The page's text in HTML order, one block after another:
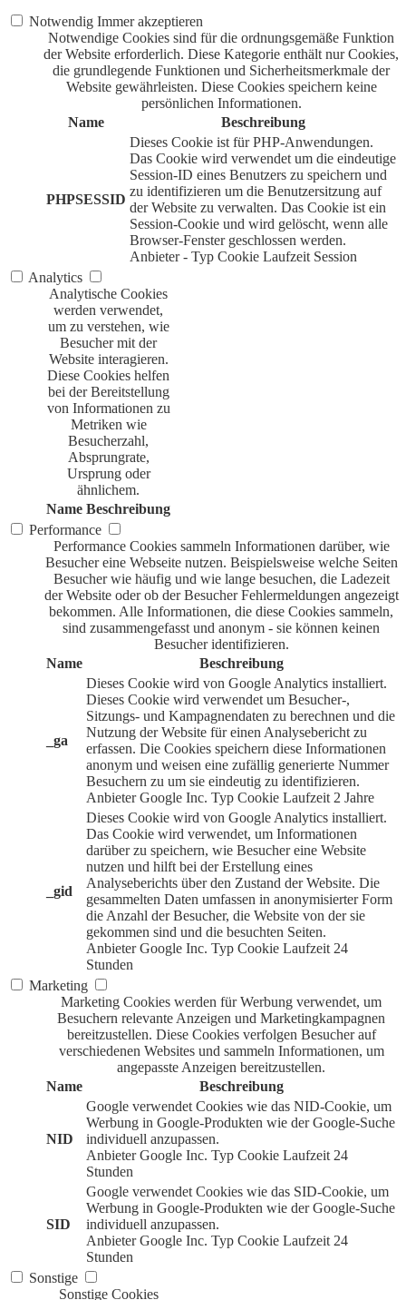
Notwendig Immer akzeptieren
Notwendige Cookies sind für die ordnungsgemäße Funktion
der Website erforderlich. Diese Kategorie enthält nur Cookies,
die grundlegende Funktionen und Sicherheitsmerkmale der
Website gewährleisten. Diese Cookies speichern keine
persönlichen Informationen.
Name
Beschreibung
PHPSESSID
Dieses Cookie ist für PHP-Anwendungen.
Das Cookie wird verwendet um die eindeutige
Session-ID eines Benutzers zu speichern und
zu identifizieren um die Benutzersitzung auf
der Website zu verwalten. Das Cookie ist ein
Session-Cookie und wird gelöscht, wenn alle
Browser-Fenster geschlossen werden.
Anbieter - Typ Cookie Laufzeit Session
Analytics
Analytische Cookies
werden verwendet,
um zu verstehen, wie
Besucher mit der
Website interagieren.
Diese Cookies helfen
bei der Bereitstellung
von Informationen zu
Metriken wie
Besucherzahl,
Absprungrate,
Ursprung oder
ähnlichem.
Name Beschreibung
Performance
Performance Cookies sammeln Informationen darüber, wie
Besucher eine Webseite nutzen. Beispielsweise welche Seiten
Besucher wie häufig und wie lange besuchen, die Ladezeit
der Website oder ob der Besucher Fehlermeldungen angezeigt
bekommen. Alle Informationen, die diese Cookies sammeln,
sind zusammengefasst und anonym - sie können keinen
Besucher identifizieren.
Name
Beschreibung
_ga
Dieses Cookie wird von Google Analytics installiert.
Dieses Cookie wird verwendet um Besucher-,
Sitzungs- und Kampagnendaten zu berechnen und die
Nutzung der Website für einen Analysebericht zu
erfassen. Die Cookies speichern diese Informationen
anonym und weisen eine zufällig generierte Nummer
Besuchern zu um sie eindeutig zu identifizieren.
Anbieter Google Inc. Typ Cookie Laufzeit 2 Jahre
_gid
Dieses Cookie wird von Google Analytics installiert.
Das Cookie wird verwendet, um Informationen
darüber zu speichern, wie Besucher eine Website
nutzen und hilft bei der Erstellung eines
Analyseberichts über den Zustand der Website. Die
gesammelten Daten umfassen in anonymisierter Form
die Anzahl der Besucher, die Website von der sie
gekommen sind und die besuchten Seiten.
Anbieter Google Inc. Typ Cookie Laufzeit 24
Stunden
Marketing
Marketing Cookies werden für Werbung verwendet, um
Besuchern relevante Anzeigen und Marketingkampagnen
bereitzustellen. Diese Cookies verfolgen Besucher auf
verschiedenen Websites und sammeln Informationen, um
angepasste Anzeigen bereitzustellen.
Name
Beschreibung
NID
Google verwendet Cookies wie das NID-Cookie, um
Werbung in Google-Produkten wie der Google-Suche
individuell anzupassen.
Anbieter Google Inc. Typ Cookie Laufzeit 24
Stunden
SID
Google verwendet Cookies wie das SID-Cookie, um
Werbung in Google-Produkten wie der Google-Suche
individuell anzupassen.
Anbieter Google Inc. Typ Cookie Laufzeit 24
Stunden
Sonstige
Sonstige Cookies